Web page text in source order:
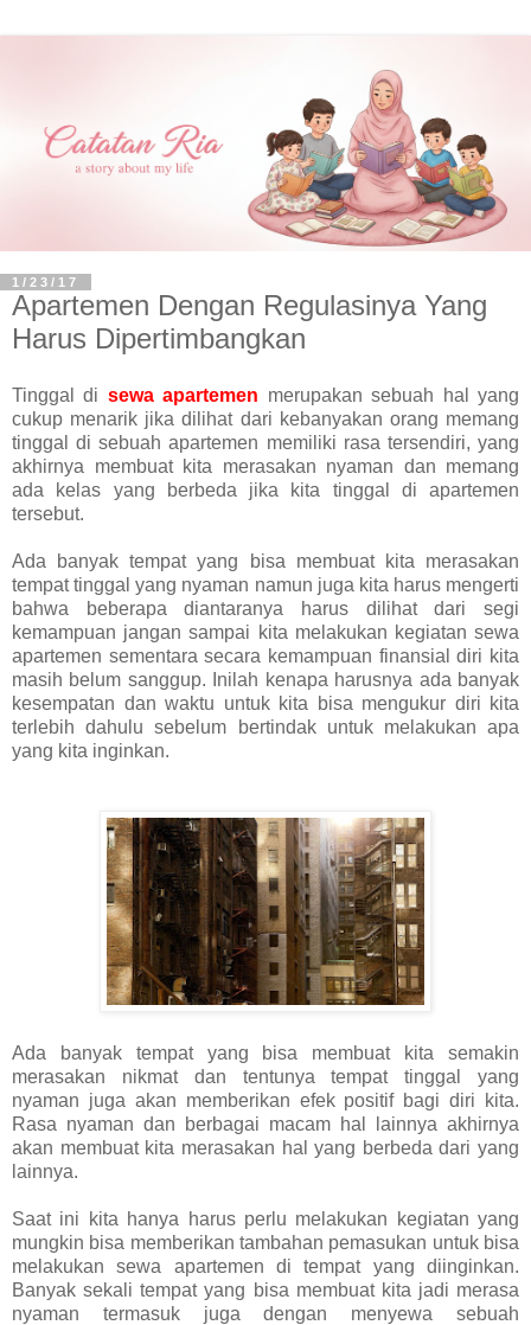
1/23/17
Apartemen Dengan Regulasinya Yang
Harus Dipertimbangkan
Tinggal di sewa apartemen merupakan sebuah hal yang
cukup menarik jika dilihat dari kebanyakan orang memang
tinggal di sebuah apartemen memiliki rasa tersendiri, yang
akhirnya membuat kita merasakan nyaman dan memang
ada kelas yang berbeda jika kita tinggal di apartemen
tersebut.
Ada banyak tempat yang bisa membuat kita merasakan
tempat tinggal yang nyaman namun juga kita harus mengerti
bahwa beberapa diantaranya harus dilihat dari segi
kemampuan jangan sampai kita melakukan kegiatan sewa
apartemen sementara secara kemampuan finansial diri kita
masih belum sanggup. Inilah kenapa harusnya ada banyak
kesempatan dan waktu untuk kita bisa mengukur diri kita
terlebih dahulu sebelum bertindak untuk melakukan apa
yang kita inginkan.
Ada banyak tempat yang bisa membuat kita semakin
merasakan nikmat dan tentunya tempat tinggal yang
nyaman juga akan memberikan efek positif bagi diri kita.
Rasa nyaman dan berbagai macam hal lainnya akhirnya
akan membuat kita merasakan hal yang berbeda dari yang
lainnya.
Saat ini kita hanya harus perlu melakukan kegiatan yang
mungkin bisa memberikan tambahan pemasukan untuk bisa
melakukan sewa apartemen di tempat yang diinginkan.
Banyak sekali tempat yang bisa membuat kita jadi merasa
nyaman termasuk juga dengan menyewa sebuah